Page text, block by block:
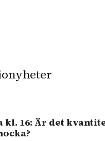
kl. 16: Är det